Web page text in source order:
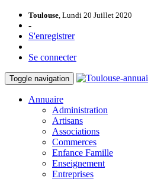
Toulouse, Lundi 20 Juillet 2020
-
S'enregistrer
Se connecter
Toggle navigation
Annuaire
Administration
Artisans
Associations
Commerces
Enfance Famille
Enseignement
Entreprises